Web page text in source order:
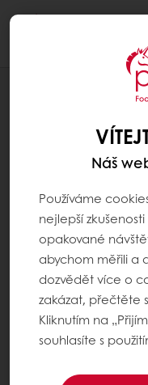
Náš
Používáme
nejlepší
opakované
abychom měřili a
dozvědět více o
zakázat, přečtěte
Kliknutím na
souhlasíte s